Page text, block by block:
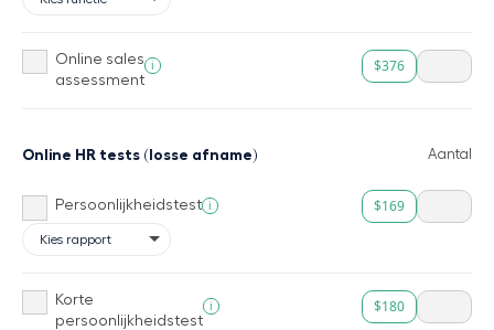
Online sales
assessment
i $376
Online HR tests (losse afname) Aantal
Persoonlijkheidstest i $169
Korte
persoonlijkheidstest
i $180